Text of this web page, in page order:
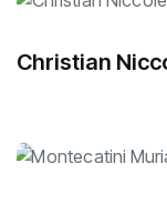
Christian